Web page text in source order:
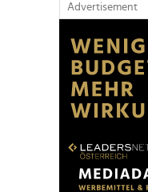
Advertisement